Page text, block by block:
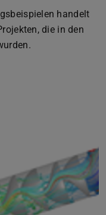
handelt
die in den